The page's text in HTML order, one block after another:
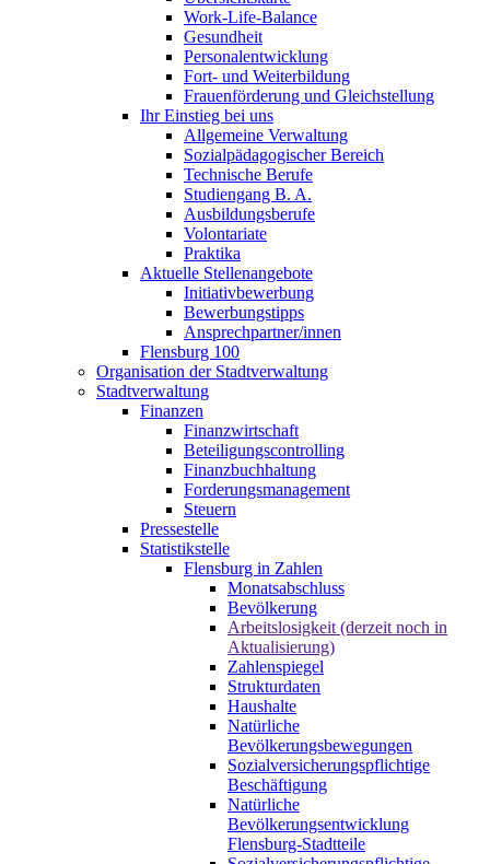
Work-Life-Balance
Gesundheit
Personalentwicklung
Fort- und Weiterbildung
Frauenförderung und Gleichstellung
Ihr Einstieg bei uns
Allgemeine Verwaltung
Sozialpädagogischer Bereich
Technische Berufe
Studiengang B. A.
Ausbildungsberufe
Volontariate
Praktika
Aktuelle Stellenangebote
Initiativbewerbung
Bewerbungstipps
Ansprechpartner/innen
Flensburg 100
Organisation der Stadtverwaltung
Stadtverwaltung
Finanzen
Finanzwirtschaft
Beteiligungscontrolling
Finanzbuchhaltung
Forderungsmanagement
Steuern
Pressestelle
Statistikstelle
Flensburg in Zahlen
Monatsabschluss
Bevölkerung
Arbeitslosigkeit (derzeit noch in
Aktualisierung)
Zahlenspiegel
Strukturdaten
Haushalte
Natürliche
Bevölkerungsbewegungen
Sozialversicherungspflichtige
Beschäftigung
Natürliche
Bevölkerungsentwicklung
Flensburg-Stadtteile